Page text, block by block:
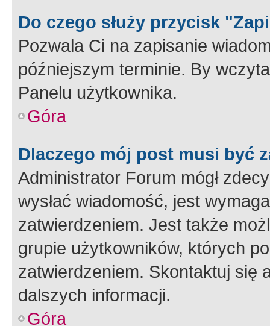
Do czego służy przycisk
Pozwala Ci na zapisanie
późniejszym terminie. By
Panelu użytkownika.
Góra
Dlaczego mój post musi być
Administrator Forum mógł
wysłać wiadomość, jest
zatwierdzeniem. Jest także
grupie użytkowników, których
zatwierdzeniem. Skontaktuj się
dalszych informacji.
Góra